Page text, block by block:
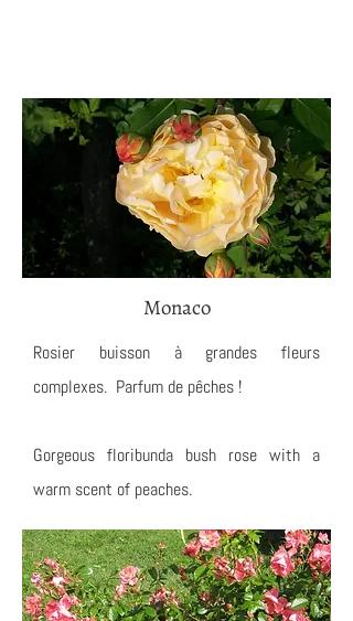
Monaco
Rosier buisson à grandes fleurs
complexes. Parfum de pêches !
Gorgeous floribunda bush rose with a
warm scent of peaches.